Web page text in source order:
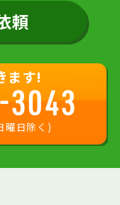
頼
ます!
曜日除く)